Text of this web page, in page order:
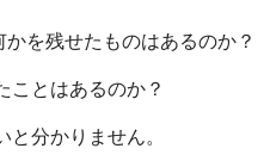
を残せたものはあるのか？
ことはあるのか？
と分かりません。